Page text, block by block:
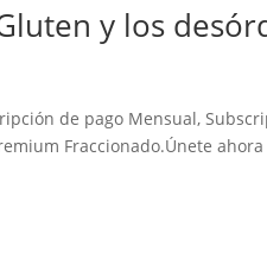
y los
de pago Mensual,
Fraccionado.Únete ahora